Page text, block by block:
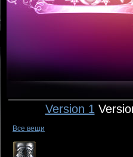
Version 1
Все вещи